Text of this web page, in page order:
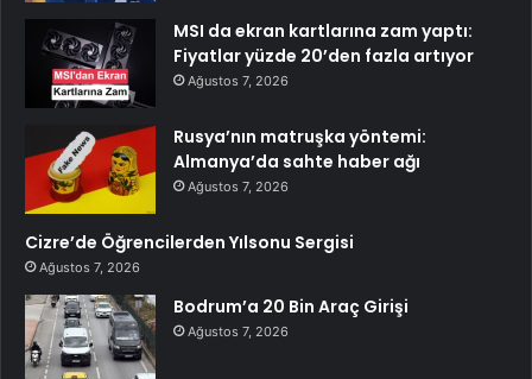
MSI da ekran kartlarına zam yaptı:
Fiyatlar yüzde 20’den fazla artıyor
Ağustos 7, 2026
Rusya’nın matruşka yöntemi:
Almanya’da sahte haber ağı
Ağustos 7, 2026
Cizre’de Öğrencilerden Yılsonu Sergisi
Ağustos 7, 2026
Bodrum’a 20 Bin Araç Girişi
Ağustos 7, 2026